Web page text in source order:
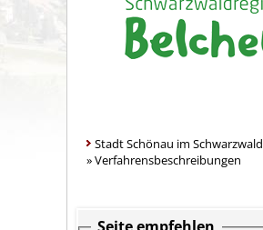
Stadt Schönau im Schwarzwald
»Verfahrensbeschreibungen